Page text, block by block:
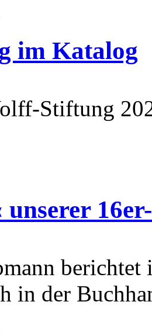
im Katalog
Stiftung
in der